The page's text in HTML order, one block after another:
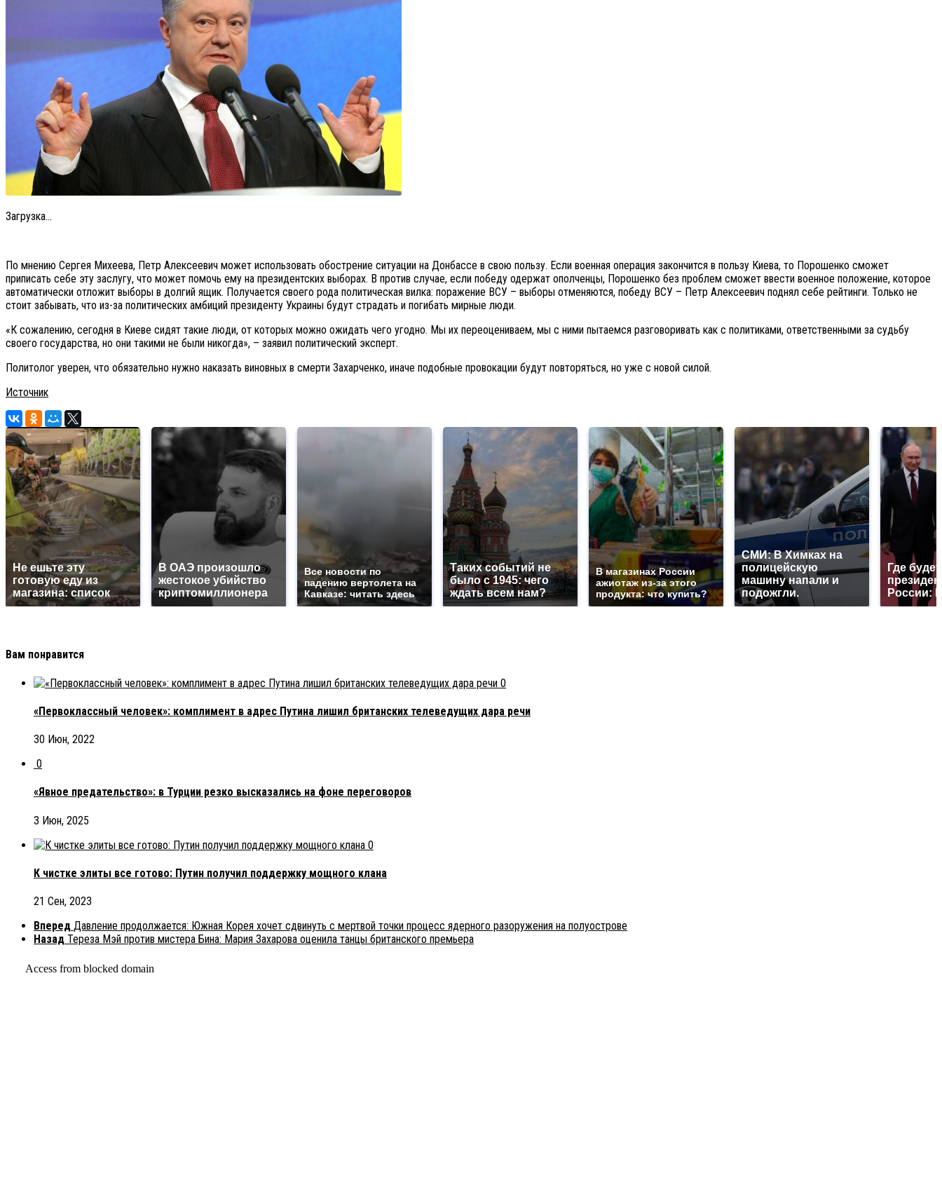
Загрузка...
По мнению Сергея Михеева, Петр Алексеевич может использовать обострение ситуации на Донбассе в свою пользу. Если военная операция закончится в пользу Киева, то Порошенко сможет
приписать себе эту заслугу, что может помочь ему на президентских выборах. В против случае, если победу одержат ополченцы, Порошенко без проблем сможет ввести военное положение, которое
автоматически отложит выборы в долгий ящик. Получается своего рода политическая вилка: поражение ВСУ – выборы отменяются, победу ВСУ – Петр Алексеевич поднял себе рейтинги. Только не
стоит забывать, что из-за политических амбиций президенту Украины будут страдать и погибать мирные люди.
«К сожалению, сегодня в Киеве сидят такие люди, от которых можно ожидать чего угодно. Мы их переоцениваем, мы с ними пытаемся разговоривать как с политиками, ответственными за судьбу
своего государства, но они такими не были никогда», – заявил политический эксперт.
Политолог уверен, что обязательно нужно наказать виновных в смерти Захарченко, иначе подобные провокации будут повторяться, но уже с новой силой.
Источник
Не ешьте эту
готовую еду из
магазина: список
В ОАЭ произошло
жестокое убийство
криптомиллионера
Все новости по
падению вертолета на
Кавказе: читать здесь
Таких событий не
было с 1945: чего
ждать всем нам?
В магазинах России
ажиотаж из-за этого
продукта: что купить?
СМИ: В Химках на
полицейскую
машину напали и
подожгли.
Где
России:
Вам понравится
0
«Первоклассный человек»: комплимент в адрес Путина лишил британских телеведущих дара речи
30 Июн, 2022
0
«Явное предательство»: в Турции резко высказались на фоне переговоров
3 Июн, 2025
0
К чистке элиты все готово: Путин получил поддержку мощного клана
21 Сен, 2023
Вперед Давление продолжается: Южная Корея хочет сдвинуть с мертвой точки процесс ядерного разоружения на полуострове
Назад Тереза Мэй против мистера Бина: Мария Захарова оценила танцы британского премьера